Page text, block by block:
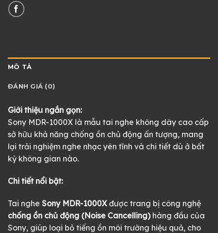
MÔ TẢ
ĐÁNH GIÁ (0)
Giới thiệu ngắn gọn:
Sony MDR-1000X là mẫu tai nghe không dây cao cấp
sở hữu khả năng chống ồn chủ động ấn tượng, mang
lại trải nghiệm nghe nhạc yên tĩnh và chi tiết dù ở bất
kỳ không gian nào.
Chi tiết nổi bật:
Tai nghe Sony MDR-1000X được trang bị công nghệ
chống ồn chủ động (Noise Cancelling)hàng đầu của
Sony, giúp loại bỏ tiếng ồn môi trường hiệu quả, cho